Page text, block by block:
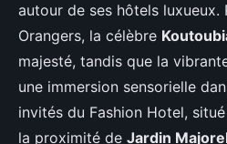
autour de ses hôtels luxueux.
Orangers, la célèbre
majesté, tandis que la
une immersion sensorielle
invités du Fashion Hotel,
la proximité de Jardin